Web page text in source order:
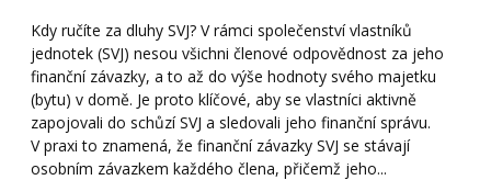
Kdy ručíte za dluhy SVJ? V rámci společenství vlastníků
jednotek (SVJ) nesou všichni členové odpovědnost za jeho
finanční závazky, a to až do výše hodnoty svého majetku
(bytu) v domě. Je proto klíčové, aby se vlastníci aktivně
zapojovali do schůzí SVJ a sledovali jeho finanční správu.
V praxi to znamená, že finanční závazky SVJ se stávají
osobním závazkem každého člena, přičemž jeho...